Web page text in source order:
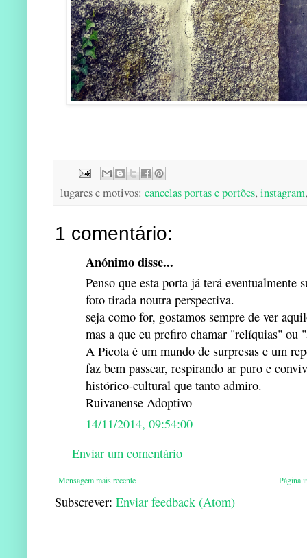
lugares e motivos: cancelas portas e portões, instagram
1 comentário:
Anónimo disse...
Penso que esta porta já terá eventualmente
foto tirada noutra perspectiva.
seja como for, gostamos sempre de ver
mas a que eu prefiro chamar "relíquias" ou
A Picota é um mundo de surpresas e um
faz bem passear, respirando ar puro e
histórico-cultural que tanto admiro.
Ruivanense Adoptivo
14/11/2014, 09:54:00
Enviar um comentário
Mensagem mais recente Página
Subscrever: Enviar feedback (Atom)